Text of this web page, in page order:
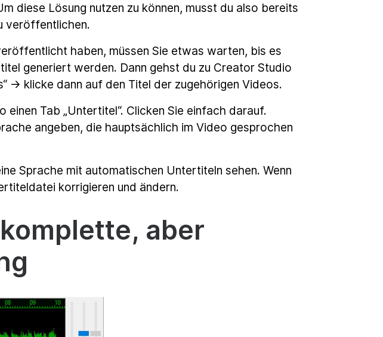
diese Lösung nutzen zu können, musst du also bereits
veröffentlichen.
haben, müssen Sie etwas warten, bis es
generiert werden. Dann gehst du zu Creator Studio
→ klicke dann auf den Titel der zugehörigen Videos.
einen Tab „Untertitel“. Clicken Sie einfach darauf.
angeben, die hauptsächlich im Video gesprochen
Sprache mit automatischen Untertiteln sehen. Wenn
korrigieren und ändern.
aber